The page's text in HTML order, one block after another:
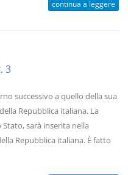
continua a leggere
3
successivo a quello della sua
Repubblica italiana. La
sarà inserita nella
Repubblica italiana. È fatto